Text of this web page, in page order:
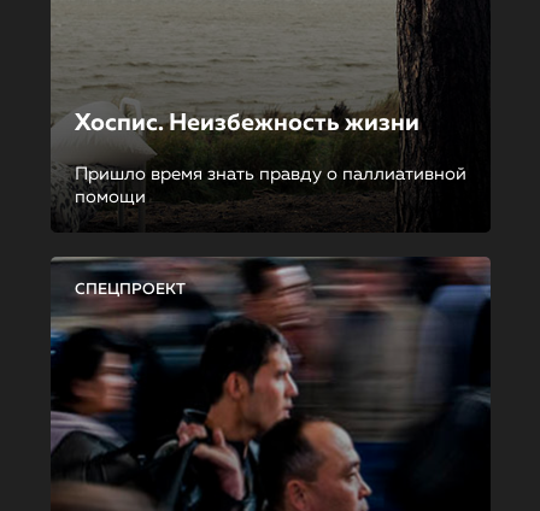
Хоспис. Неизбежность жизни
Пришло время знать правду о паллиативной
помощи
СПЕЦПРОЕКТ